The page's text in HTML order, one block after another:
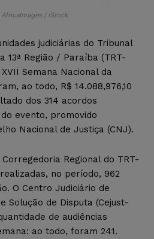
AfricaImages / iStock
judiciárias do Tribunal
13ª Região / Paraíba (TRT-
Semana Nacional da
ao todo, R$ 14.088,976,10
dos 314 acordos
evento, promovido
Nacional de Justiça (CNJ).
Regional do TRT-
no período, 962
O Centro Judiciário de
Solução de Disputa (Cejust-
de audiências
ao todo, foram 241.